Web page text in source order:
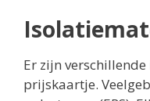
Er zijn
prijskaartje.